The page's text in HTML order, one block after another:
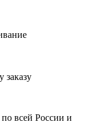
заказу
всей России и